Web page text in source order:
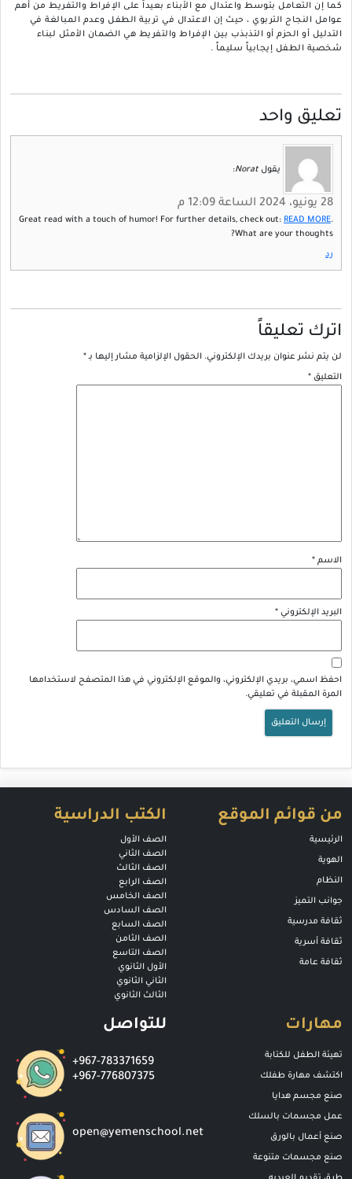
كما إن التعامل بتوسط واعتدال مع الأبناء بعيداً على الإفراط والتفريط من أهم
عوامل النجاح التربوي ، حيث إن الاعتدال في تربية الطفل وعدم المبالغة في
التدليل أو الحزم أو التذبذب بين الإفراط والتفريط هي الضمان الأمثل لبناء
شخصية الطفل إيجابياً سليماً .
تعليق واحد
يقول Norat
:
28 يونيو، 2024 الساعة 12:09 م
Great read with a touch of humor! For further details, check out: READ MORE.
What are your thoughts?
رد
اترك تعليقاً
لن يتم نشر عنوان بريدك الإلكتروني. الحقول الإلزامية مشار إليها بـ*
التعليق *
الاسم *
البريد الإلكتروني *
احفظ اسمي، بريدي الإلكتروني، والموقع الإلكتروني في هذا المتصفح لاستخدامها
المرة المقبلة في تعليقي.
من قوائم الموقع
الرئيسية
الهوية
النظام
جوانب التميز
ثقافة مدرسية
ثقافة أسرية
ثقافة عامة
الكتب الدراسية
الصف الأول
الصف الثاني
الصف الثالث
الصف الرابع
الصف الخامس
الصف السادس
الصف السابع
الصف الثامن
الصف التاسع
الأول الثانوي
الثاني الثانوي
الثالث الثانوي
مهارات
تهيئة الطفل للكتابة
اكتشف مهارة طفلك
صنع مجسم هدايا
عمل مجسمات بالسلك
صنع أعمال بالورق
صنع مجسمات متنوعة
للتواصل
+967-783371659
+967-776807375
open@yemenschool.net